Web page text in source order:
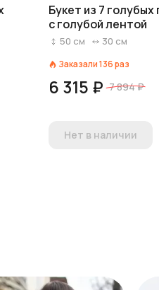
Букет из 7 голубых
с голубой лентой
50 см 30 см
Заказали136раз
6 315 ₽ 7 894 ₽
Нет в наличии